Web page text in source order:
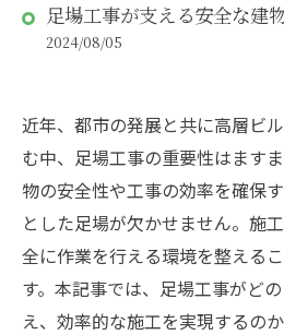
足場工事が支える安全な建
2024/08/05
近年、都市の発展と共に高層ビ
む中、足場工事の重要性はます
物の安全性や工事の効率を確保
とした足場が欠かせません。施
全に作業を行える環境を整える
す。本記事では、足場工事がど
え、効率的な施工を実現するの